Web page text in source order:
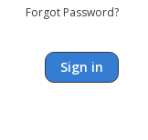
Forgot Password?
Sign in